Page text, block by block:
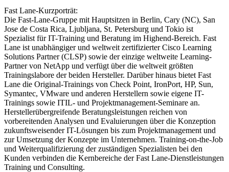
Fast Lane-Kurzporträt:
Die Fast-Lane-Gruppe mit Hauptsitzen in Berlin, Cary (NC), San
Jose de Costa Rica, Ljubljana, St. Petersburg und Tokio ist
Spezialist für IT-Training und Beratung im Highend-Bereich. Fast
Lane ist unabhängiger und weltweit zertifizierter Cisco Learning
Solutions Partner (CLSP) sowie der einzige weltweite Learning-
Partner von NetApp und verfügt über die weltweit größten
Trainingslabore der beiden Hersteller. Darüber hinaus bietet Fast
Lane die Original-Trainings von Check Point, IronPort, HP, Sun,
Symantec, VMware und anderen Herstellern sowie eigene IT-
Trainings sowie ITIL- und Projektmanagement-Seminare an.
Herstellerübergreifende Beratungsleistungen reichen von
vorbereitenden Analysen und Evaluierungen über die Konzeption
zukunftsweisender IT-Lösungen bis zum Projektmanagement und
zur Umsetzung der Konzepte im Unternehmen. Training-on-the-Job
und Weiterqualifizierung der zuständigen Spezialisten bei den
Kunden verbinden die Kernbereiche der Fast Lane-Dienstleistungen
Training und Consulting.